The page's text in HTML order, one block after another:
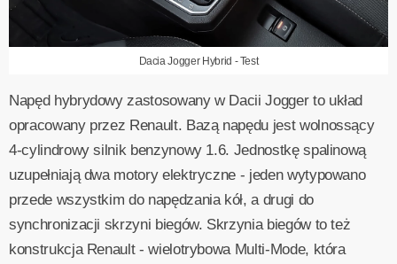
Dacia Jogger Hybrid - Test
Napęd hybrydowy zastosowany w Dacii Jogger to układ
opracowany przez Renault. Bazą napędu jest wolnossący
4-cylindrowy silnik benzynowy 1.6. Jednostkę spalinową
uzupełniają dwa motory elektryczne - jeden wytypowano
przede wszystkim do napędzania kół, a drugi do
synchronizacji skrzyni biegów. Skrzynia biegów to też
konstrukcja Renault - wielotrybowa Multi-Mode, która